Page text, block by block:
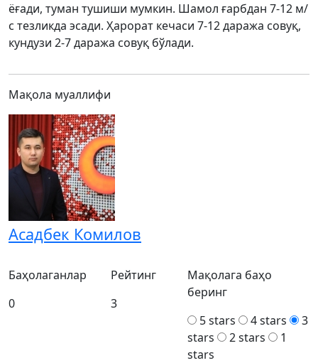
ёғади, туман тушиши мумкин. Шамол ғарбдан 7-12 м/
с тезликда эсади. Ҳарорат кечаси 7-12 даража совуқ,
кундузи 2-7 даража совуқ бўлади.
Мақола муаллифи
Асадбек Комилов
Баҳолаганлар
0
Рейтинг
3
Мақолага баҳо
беринг
5 stars
4 stars
3
stars
2 stars
1
stars